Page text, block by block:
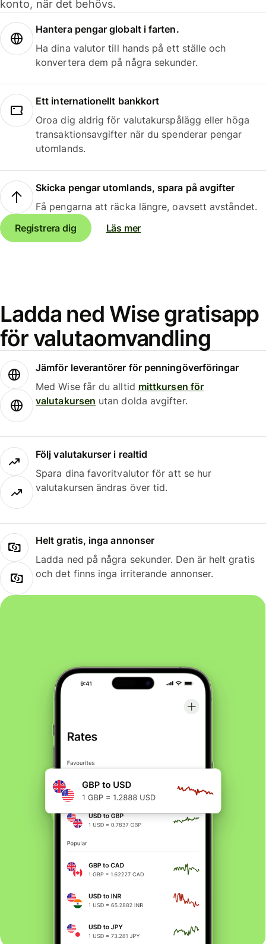
konto, när det behövs.
Hantera pengar globalt i farten.
Ha dina valutor till hands på ett ställe och
konvertera dem på några sekunder.
Ett internationellt bankkort
Oroa dig aldrig för valutakurspålägg eller höga
transaktionsavgifter när du spenderar pengar
utomlands.
Skicka pengar utomlands, spara på avgifter
Få pengarna att räcka längre, oavsett avståndet.
Registrera dig
Läs mer
Ladda ned Wise gratisapp
för valutaomvandling
Jämför leverantörer för penningöverföringar
Med Wise får du alltid mittkursen för
valutakursen utan dolda avgifter.
Följ valutakurser i realtid
Spara dina favoritvalutor för att se hur
valutakursen ändras över tid.
Helt gratis, inga annonser
Ladda ned på några sekunder. Den är helt gratis
och det finns inga irriterande annonser.